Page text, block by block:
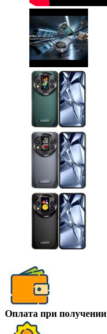
Оплата при получении